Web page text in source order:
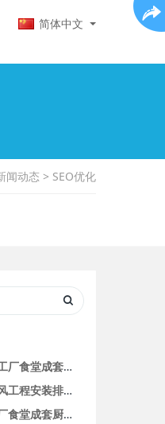
简体中文
闻动态 > SEO优化
佛山雍隆酒店学校工厂食堂成套商用厨房设备生产厂家
杭州市雍隆白铁通风工程安装排烟通风管道系统厂家
海口市雍隆酒店工厂食堂成套厨房设备厂家供应餐饮设备公司